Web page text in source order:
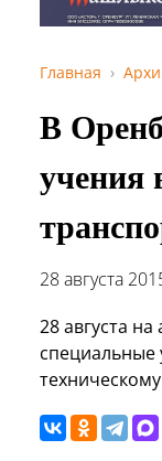
Главная
В
учения
28 августа
28 августа
специальные